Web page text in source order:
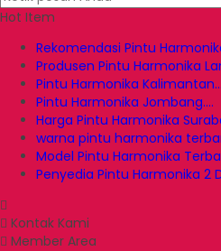
Hot Item
Rekomendasi Pintu
Produsen Pintu Harmonika
Pintu Harmonika
Pintu Harmonika Jombang....
Harga Pintu Harmonika
warna pintu harmonika
Model Pintu Harmonika
Penyedia Pintu Harmonika 2
Kontak Kami
Member Area